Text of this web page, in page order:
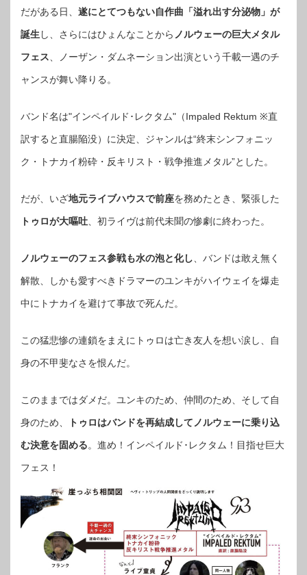
だがある日、 遂にとてつもない自作曲「溢れ出す分泌物」が
誕生 し、さらにはひょんなことから ノルウェーの巨大メタル
フェス 、ノーザン・ダムネーション出演という千載一遇のチ
ャンスが舞い降りる。
バンド名は"インペイルド･レクタム"（Impaled Rektum ※直
訳すると直腸陥没）に決定、ジャンルは“終末シンフォニッ
ク・トナカイ粉砕・反キリスト・戦争推進メタル”とした。
だが、いざ地元ライブハウスで前座を務めたとき、緊張した
トゥロが大嘔吐 、初ライヴは前代未聞の惨劇に終わった。
ノルウェーのフェス参戦も水の泡と化し 、バンドは敢え無く
解散、しかも愛すべきドラマーのユンキがハイウェイを爆走
中にトナカイを避けて事故で死んだ。
この猛悲惨の連鎖をまえにトゥロは亡き友人を想い涙し、自
身の不甲斐なさを恨んだ。
このままではダメだ。ユンキのため、仲間のため、そして自
身のため、 トゥロはバンドを再結成してノルウェーに乗り込
む決意を固める。進め！インペイルド･レクタム！目指せ巨大
フェス！